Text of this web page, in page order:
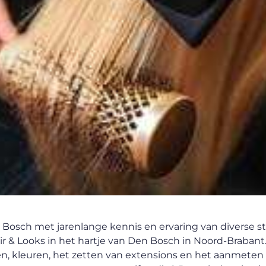
met jarenlange kennis en ervaring van diverse
& Looks in het hartje van Den Bosch in Noord-
kleuren, het zetten van extensions en het aanmeten